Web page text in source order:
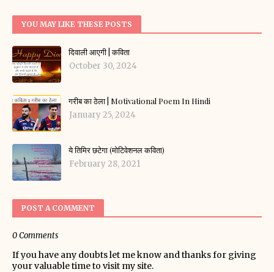
YOU MAY LIKE THESE POSTS
दिवाली आएगी | कविता
October 30, 2024
गरीब का ठेला | Motivational Poem In Hindi
January 25, 2024
ये तिमिर छटेगा (मोटिवेशनल कविता)
February 28, 2021
POST A COMMENT
0 Comments
If you have any doubts let me know and thanks for giving
your valuable time to visit my site.